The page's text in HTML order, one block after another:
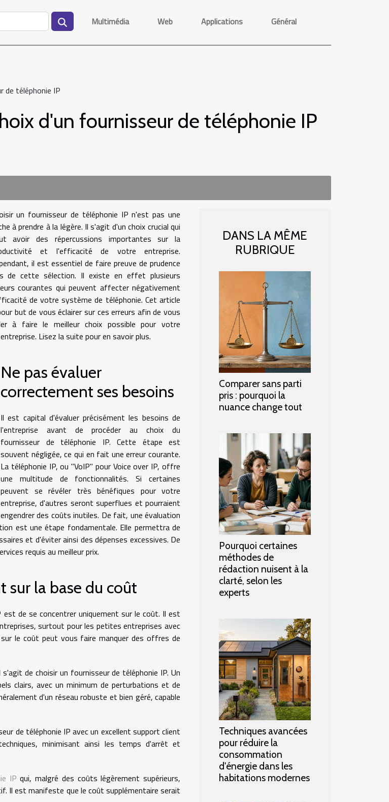
Multimédia Web Applications Général
de téléphonie IP
d'un fournisseur de téléphonie IP
un fournisseur de téléphonie IP n'est pas une
à prendre à la légère. Il s'agit d'un choix crucial qui
avoir des répercussions importantes sur la
et l'efficacité de votre entreprise.
il est essentiel de faire preuve de prudence
de cette sélection. Il existe en effet plusieurs
courantes qui peuvent affecter négativement
de votre système de téléphonie. Cet article
but de vous éclairer sur ces erreurs afin de vous
à faire le meilleur choix possible pour votre
entreprise. Lisez la suite pour en savoir plus.
Ne pas évaluer
correctement ses besoins
Il est capital d'évaluer précisément les besoins de
l'entreprise avant de procéder au choix du
fournisseur de téléphonie IP. Cette étape est
souvent négligée, ce qui en fait une erreur courante.
La téléphonie IP, ou "VoIP" pour Voice over IP, offre
une multitude de fonctionnalités. Si certaines
peuvent se révéler très bénéfiques pour votre
entreprise, d'autres seront superflues et pourraient
engendrer des coûts inutiles. De fait, une évaluation
est une étape fondamentale. Elle permettra de
et d'éviter ainsi des dépenses excessives. De
requis au meilleur prix.
sur la base du coût
de se concentrer uniquement sur le coût. Il est
surtout pour les petites entreprises avec
le coût peut vous faire manquer des offres de
de choisir un fournisseur de téléphonie IP. Un
clairs, avec un minimum de perturbations et de
d'un réseau robuste et bien géré, capable
de téléphonie IP avec un excellent support client
minimisant ainsi les temps d'arrêt et
IP qui, malgré des coûts légèrement supérieurs,
Il est manifeste que le coût supplémentaire serait
DANS LA MÊME
RUBRIQUE
Comparer sans parti
pris : pourquoi la
nuance change tout
Pourquoi certaines
méthodes de
rédaction nuisent à la
clarté, selon les
experts
Techniques avancées
pour réduire la
consommation
d'énergie dans les
habitations modernes